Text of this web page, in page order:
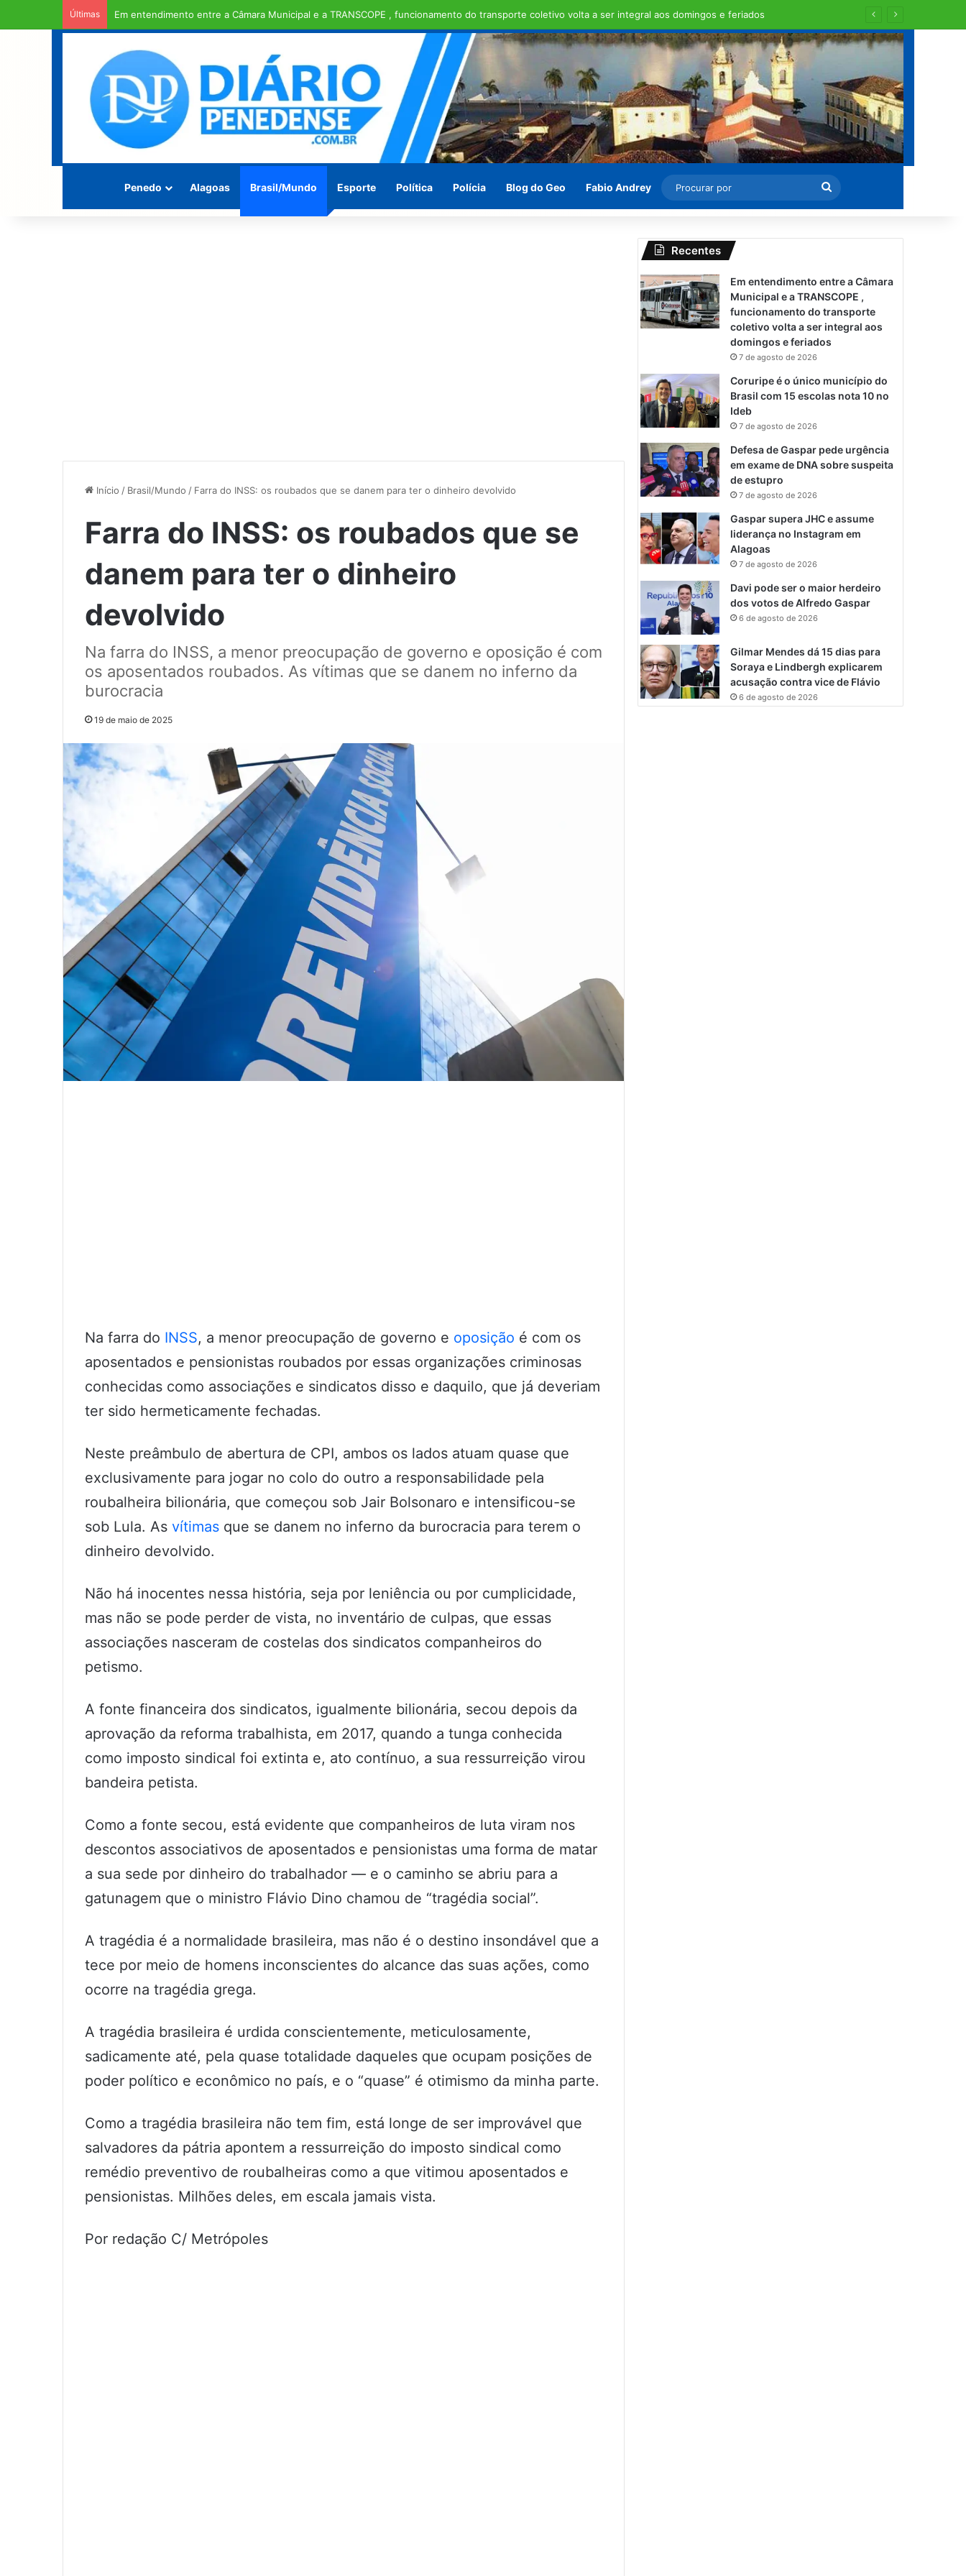
Últimas Coruripe é o único município do Brasil com 15 escolas nota 10 no Ideb
Penedo Alagoas Brasil/Mundo Esporte Política Polícia Blog do Geo Fabio Andrey
Procurar
por
Início / Brasil/Mundo / Farra do INSS: os roubados que se danem para ter o dinheiro devolvido
Farra do INSS: os roubados que se
danem para ter o dinheiro
devolvido
Na farra do INSS, a menor preocupação de governo e oposição é com
os aposentados roubados. As vítimas que se danem no inferno da
burocracia
19 de maio de 2025
Na farra do INSS, a menor preocupação de governo e oposição é com os
aposentados e pensionistas roubados por essas organizações criminosas
conhecidas como associações e sindicatos disso e daquilo, que já deveriam
ter sido hermeticamente fechadas.
Neste preâmbulo de abertura de CPI, ambos os lados atuam quase que
exclusivamente para jogar no colo do outro a responsabilidade pela
roubalheira bilionária, que começou sob Jair Bolsonaro e intensificou-se
sob Lula. As vítimas que se danem no inferno da burocracia para terem o
dinheiro devolvido.
Não há inocentes nessa história, seja por leniência ou por cumplicidade,
mas não se pode perder de vista, no inventário de culpas, que essas
associações nasceram de costelas dos sindicatos companheiros do
petismo.
A fonte financeira dos sindicatos, igualmente bilionária, secou depois da
aprovação da reforma trabalhista, em 2017, quando a tunga conhecida
como imposto sindical foi extinta e, ato contínuo, a sua ressurreição virou
bandeira petista.
Como a fonte secou, está evidente que companheiros de luta viram nos
descontos associativos de aposentados e pensionistas uma forma de matar
a sua sede por dinheiro do trabalhador — e o caminho se abriu para a
gatunagem que o ministro Flávio Dino chamou de “tragédia social”.
A tragédia é a normalidade brasileira, mas não é o destino insondável que a
tece por meio de homens inconscientes do alcance das suas ações, como
ocorre na tragédia grega.
A tragédia brasileira é urdida conscientemente, meticulosamente,
sadicamente até, pela quase totalidade daqueles que ocupam posições de
poder político e econômico no país, e o “quase” é otimismo da minha parte.
Como a tragédia brasileira não tem fim, está longe de ser improvável que
salvadores da pátria apontem a ressurreição do imposto sindical como
remédio preventivo de roubalheiras como a que vitimou aposentados e
pensionistas. Milhões deles, em escala jamais vista.
Por redação C/ Metrópoles
Recentes
Em entendimento entre a Câmara
Municipal e a TRANSCOPE ,
funcionamento do transporte
coletivo volta a ser integral aos
domingos e feriados
7 de agosto de 2026
Coruripe é o único município do
Brasil com 15 escolas nota 10 no
Ideb
7 de agosto de 2026
Defesa de Gaspar pede urgência
em exame de DNA sobre suspeita
de estupro
7 de agosto de 2026
Gaspar supera JHC e assume
liderança no Instagram em
Alagoas
7 de agosto de 2026
Davi pode ser o maior herdeiro
dos votos de Alfredo Gaspar
6 de agosto de 2026
Gilmar Mendes dá 15 dias para
Soraya e Lindbergh explicarem
acusação contra vice de Flávio
6 de agosto de 2026